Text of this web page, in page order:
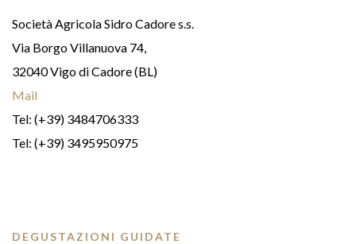
Società Agricola Sidro Cadore s.s.
Via Borgo Villanuova 74,
32040 Vigo di Cadore (BL)
Mail
Tel: (+39) 3484706333
Tel: (+39) 3495950975
DEGUSTAZIONI GUIDATE